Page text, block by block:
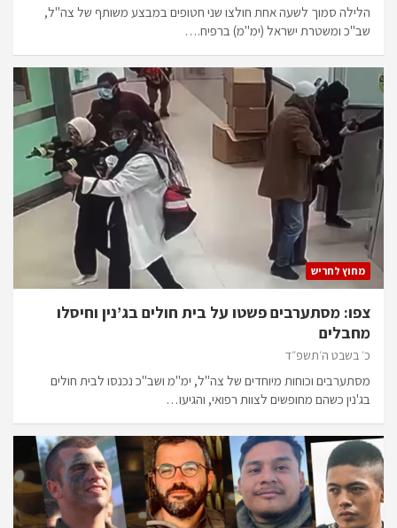
הלילה סמוך לשעה אחת חולצו שני חטופים במבצע משותף של צה"ל,
שב"כ ומשטרת ישראל (ימ"מ) ברפיח.…
מחוץ לחריש
צפו: מסתערבים פשטו על בית חולים בג’נין וחיסלו
מחבלים
כ׳ בשבט ה׳תשפ״ד
מסתערבים וכוחות מיוחדים של צה"ל, ימ"מ ושב"כ נכנסו לבית חולים
בג'נין כשהם מחופשים לצוות רפואי, והגיעו…